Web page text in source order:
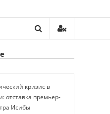
кризис в
отставка премьер-
Исибы